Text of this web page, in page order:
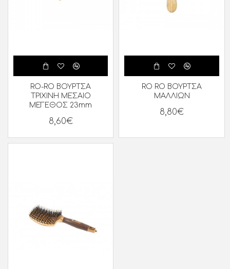
RO-RO ΒΟΥΡΤΣΑ
ΤΡΙΧΙΝΗ ΜΕΣΑΙΟ
ΜΕΓΕΘΟΣ 23mm
8,60€
RO RO ΒΟΥΡΤΣΑ
ΜΑΛΛΙΩΝ
8,80€